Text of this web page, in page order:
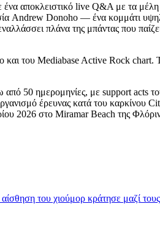
αποκλειστικό live Q&A με τα μέλη
Andrew Donoho — ένα κομμάτι
πλάνα της μπάντας που
και του Mediabase Active Rock chart.
50 ημερομηνίες, με support acts
έρευνας κατά του καρκίνου
2026 στο Miramar Beach της
του χιούμορ κράτησε μαζί